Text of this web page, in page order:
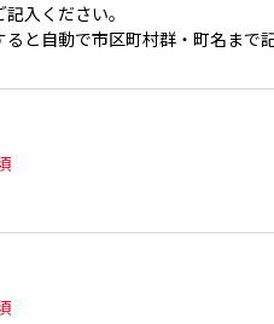
入ください。
と自動で市区町村群・町名まで記